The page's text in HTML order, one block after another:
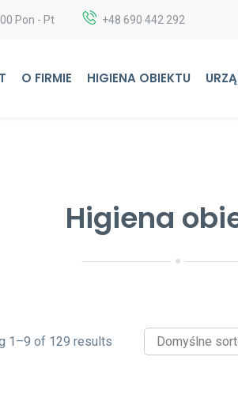
Pon - Pt +48 690 442 292
O FIRMIE HIGIENA OBIEKTU
Higiena
1–9 of 129 results